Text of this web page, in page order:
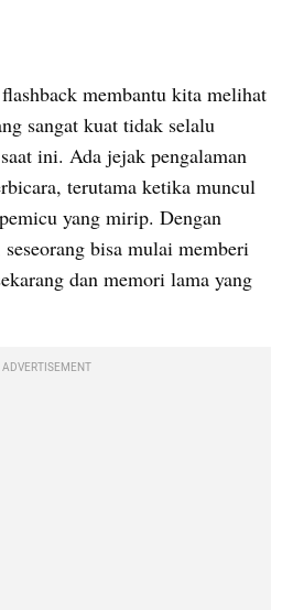
membantu kita melihat
sangat kuat tidak selalu
ini. Ada jejak pengalaman
terutama ketika muncul
yang mirip. Dengan
bisa mulai memberi
dan memori lama yang
ADVERTISEMENT